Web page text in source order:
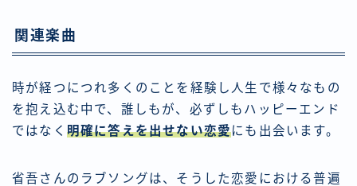
関連楽曲
時が経つにつれ多くのことを経験し人生で様々なもの
を抱え込む中で、誰しもが、必ずしもハッピーエンド
ではなく 明確に答えを出せない恋愛にも出会います。
省吾さんのラブソングは、そうした恋愛における普遍